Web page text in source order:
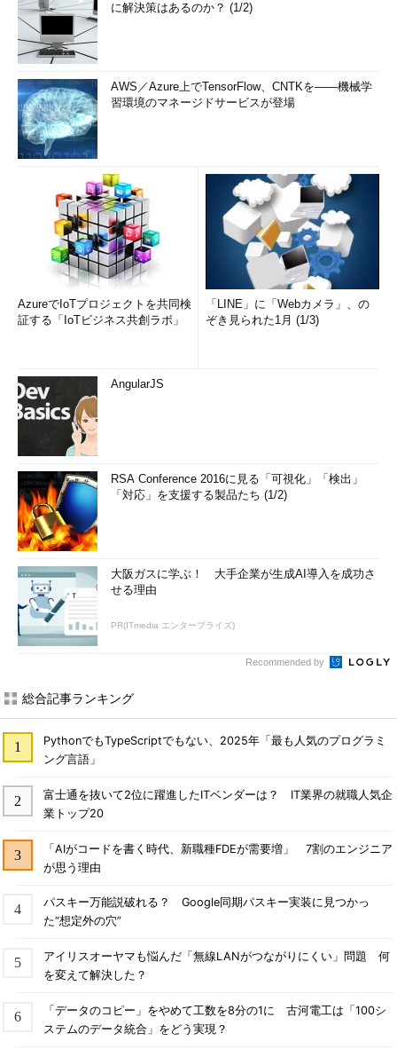
に解決策はあるのか？ (1/2)
AWS／Azure上でTensorFlow、CNTKを――機械学
習環境のマネージドサービスが登場
AzureでIoTプロジェクトを共同検
証する「IoTビジネス共創ラボ」
「LINE」に「Webカメラ」、の
ぞき見られた1月 (1/3)
AngularJS
RSA Conference 2016に見る「可視化」「検出」
「対応」を支援する製品たち (1/2)
大阪ガスに学ぶ！ 大手企業が生成AI導入を成功さ
せる理由
PR(ITmedia エンタープライズ)
Recommended by
総合記事ランキング
PythonでもTypeScriptでもない、2025年「最も人気のプログラミ
ング言語」
富士通を抜いて2位に躍進したITベンダーは？ IT業界の就職人気企
業トップ20
「AIがコードを書く時代、新職種FDEが需要増」 7割のエンジニア
が思う理由
パスキー万能説破れる？ Google同期パスキー実装に見つかっ
た“想定外の穴”
アイリスオーヤマも悩んだ「無線LANがつながりにくい」問題 何
を変えて解決した？
「データのコピー」をやめて工数を8分の1に 古河電工は「100シ
ステムのデータ統合」をどう実現？